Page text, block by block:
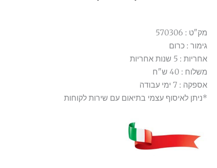
מק"ט : 570306
גימור : כרום
אחריות : 5 שנות אחריות
משלוח : 40 ש"ח
אספקה : 7 ימי עבודה
*ניתן לאיסוף עצמי בתיאום עם שירות לקוחות